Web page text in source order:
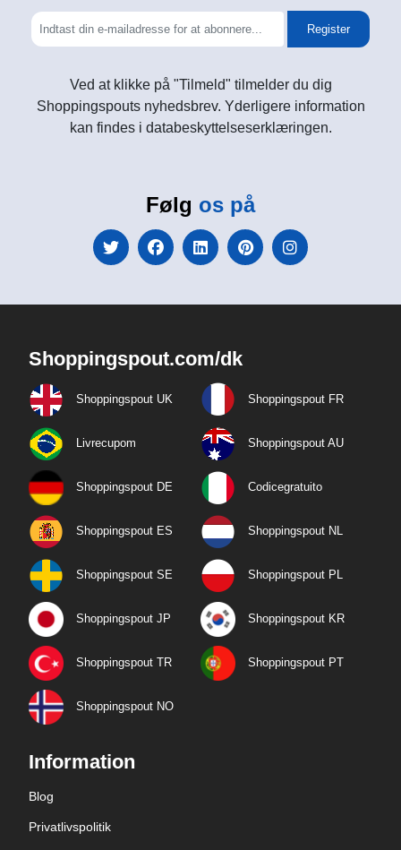
Register
Ved at klikke på "Tilmeld" tilmelder du dig
Shoppingspouts nyhedsbrev. Yderligere information
kan findes i databeskyttelseserklæringen.
Følg os på
Shoppingspout.com/dk
Shoppingspout UK Shoppingspout FR
Livrecupom Shoppingspout AU
Shoppingspout DE Codicegratuito
Shoppingspout ES Shoppingspout NL
Shoppingspout SE Shoppingspout PL
Shoppingspout JP Shoppingspout KR
Shoppingspout TR Shoppingspout PT
Shoppingspout NO
Information
Blog
Privatlivspolitik